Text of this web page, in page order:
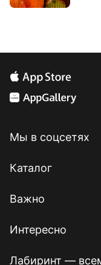
Мы в соцсетях
Каталог
Важно
Интересно
Лабиринт —